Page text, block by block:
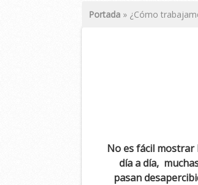
Portada » ¿Cómo
No es fácil mostrar
día a día,
pasan